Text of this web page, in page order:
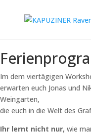
Im dem viertägigen
erwarten euch Jonas und
Weingarten,
die euch in die Welt des
Ihr lernt nicht nur, wie